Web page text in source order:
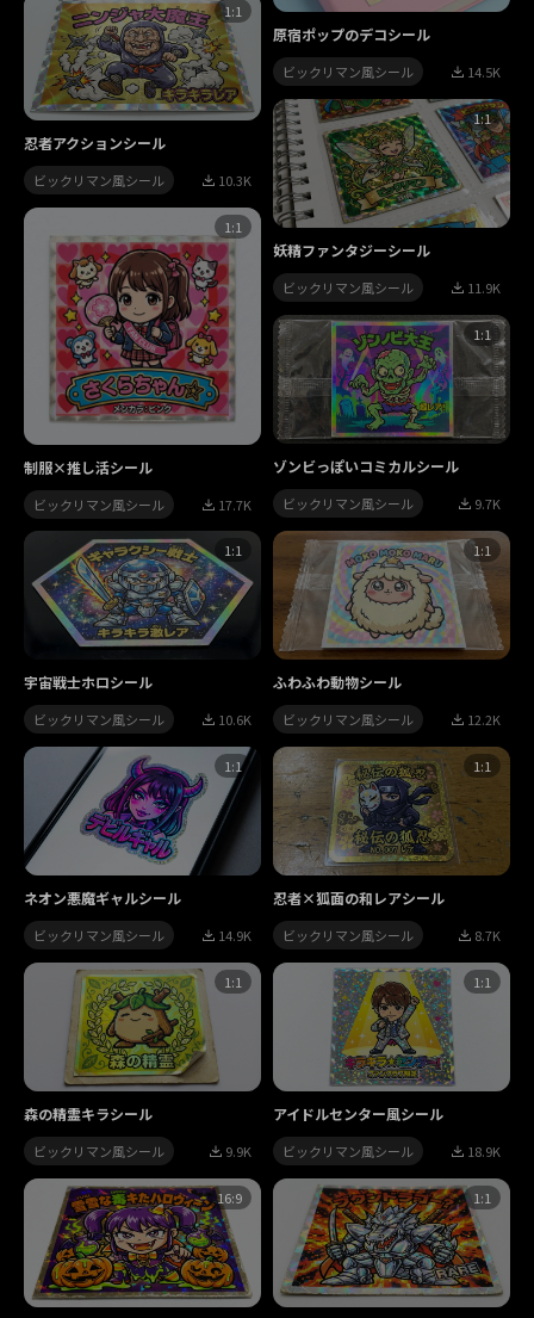
原宿ポップのデコシール
ビックリマン風シール 14.5K
1:1
忍者アクションシール
ビックリマン風シール 10.3K
1:1
妖精ファンタジーシール
ビックリマン風シール 11.9K
1:1
制服×推し活シール
ビックリマン風シール 17.7K
1:1
ゾンビっぽいコミカルシール
ビックリマン風シール 9.7K
1:1
宇宙戦士ホロシール
ビックリマン風シール 10.6K
1:1
ふわふわ動物シール
ビックリマン風シール 12.2K
1:1
ネオン悪魔ギャルシール
ビックリマン風シール 14.9K
1:1
忍者×狐面の和レアシール
ビックリマン風シール 8.7K
1:1
森の精霊キラシール
ビックリマン風シール 9.9K
1:1
アイドルセンター風シール
ビックリマン風シール 18.9K
16:9 1:1